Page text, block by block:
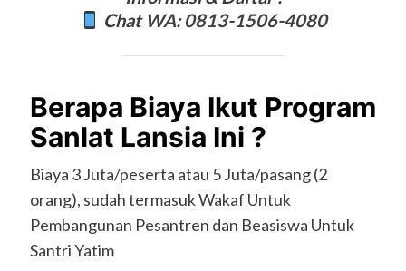
Chat WA: 0813-1506-4080
Berapa Biaya Ikut Program
Sanlat Lansia Ini ?
Biaya 3 Juta/peserta atau 5 Juta/pasang (2
orang), sudah termasuk Wakaf Untuk
Pembangunan Pesantren dan Beasiswa Untuk
Santri Yatim